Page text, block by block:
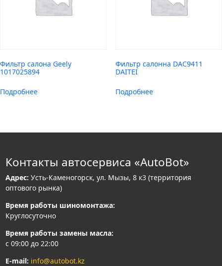
Фильтр салона Geely
1017025894
Подробнее
Фильтр салонна DAC9411
DAITEI
Подробнее
Контакты автосервиса «AutoBot»
Адрес: Усть-Каменогорск, ул. Мызы, 8 к3 (территория
оптового рынка)
Время работы шиномонтажа:
Круглосуточно
Время работы замены масла:
с 09:00 до 22:00
E-mail: info@autobot.kz